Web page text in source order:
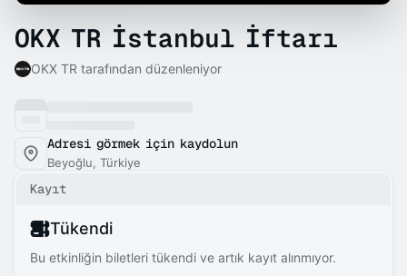
OKX TR İstanbul İftarı
OKX TR tarafından düzenleniyor
Adresi görmek için kaydolun
Beyoğlu, Türkiye
Kayıt
Tükendi
Bu etkinliğin biletleri tükendi ve artık kayıt alınmıyor.